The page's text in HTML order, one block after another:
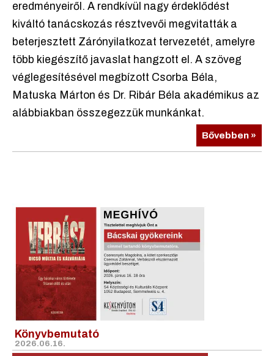
eredményeiről. A rendkívül nagy érdeklődést
kiváltó tanácskozás résztvevői megvitatták a
beterjesztett Zárónyilatkozat tervezetét, amelyre
több kiegészítő javaslat hangzott el. A szöveg
véglegesítésével megbízott Csorba Béla,
Matuska Márton és Dr. Ribár Béla akadémikus az
alábbiakban összegezzük munkánkat.
Bővebben »
Könyvbemutató
2026.06.16.